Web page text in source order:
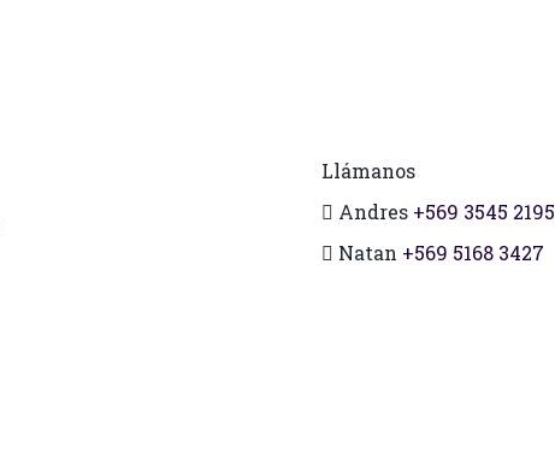
Llámanos
Andres +569 3545 2195
Natan +569 5168 3427